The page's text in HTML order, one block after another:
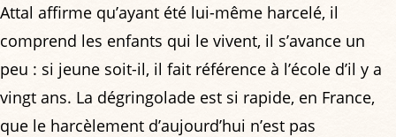
Attal affirme qu’ayant été lui-même harcelé, il
comprend les enfants qui le vivent, il s’avance un
peu : si jeune soit-il, il fait référence à l’école d’il y a
vingt ans. La dégringolade est si rapide, en France,
que le harcèlement d’aujourd’hui n’est pas